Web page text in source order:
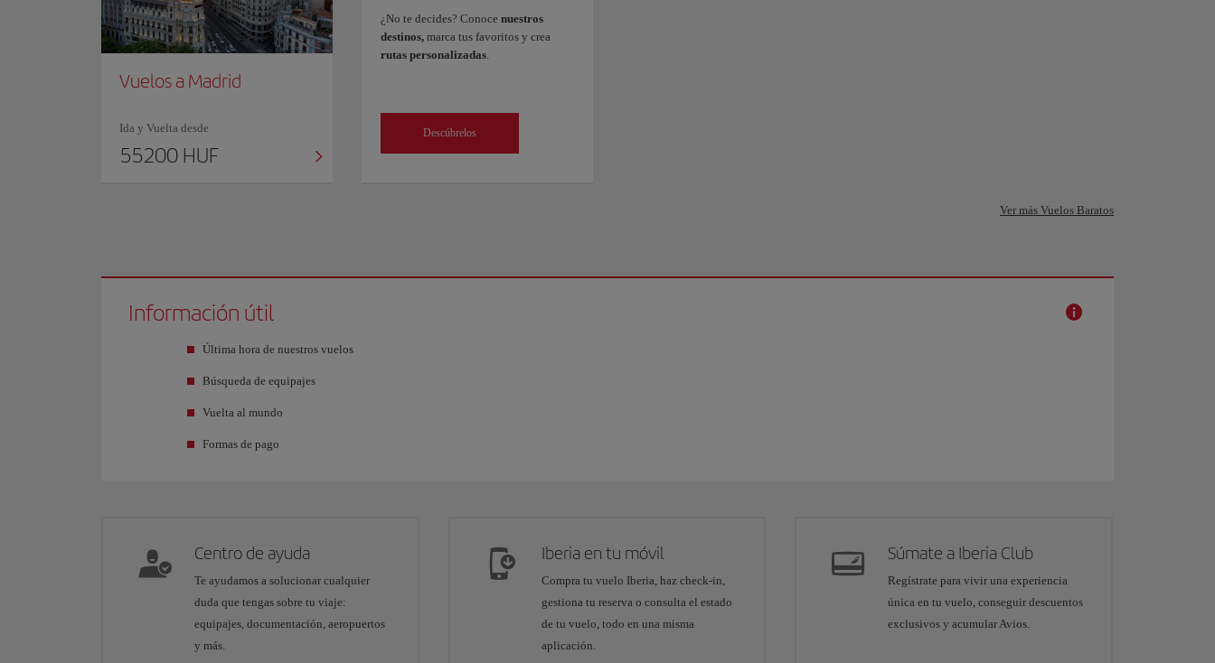
Vuelos a Madrid
Ida y Vuelta desde
55200 HUF
¿No te decides? Conoce nuestros
destinos, marca tus favoritos y crea
rutas personalizadas.
Descúbrelos
Ver más Vuelos Baratos
Información útil
Última hora de nuestros vuelos
Búsqueda de equipajes
Vuelta al mundo
Formas de pago
Centro de ayuda
Te ayudamos a solucionar cualquier
duda que tengas sobre tu viaje:
equipajes, documentación, aeropuertos
y más.
Iberia en tu móvil
Compra tu vuelo Iberia, haz check-in,
gestiona tu reserva o consulta el estado
de tu vuelo, todo en una misma
aplicación.
Súmate a Iberia Club
Regístrate para vivir una experiencia
única en tu vuelo, conseguir descuentos
exclusivos y acumular Avios.